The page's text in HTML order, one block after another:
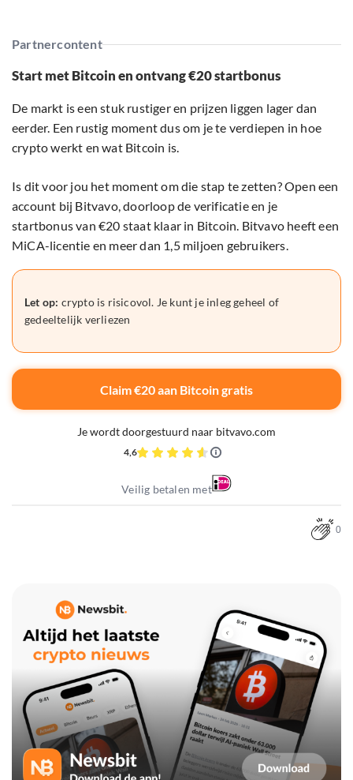
Partnercontent
Start met Bitcoin en ontvang €20 startbonus
De markt is een stuk rustiger en prijzen liggen lager dan
eerder. Een rustig moment dus om je te verdiepen in hoe
crypto werkt en wat Bitcoin is.
Is dit voor jou het moment om die stap te zetten? Open een
account bij Bitvavo, doorloop de verificatie en je
startbonus van €20 staat klaar in Bitcoin. Bitvavo heeft een
MiCA-licentie en meer dan 1,5 miljoen gebruikers.
Let op: crypto is risicovol. Je kunt je inleg geheel of
gedeeltelijk verliezen
Claim €20 aan Bitcoin gratis
Je wordt doorgestuurd naar bitvavo.com
4,6
Veilig betalen met
0